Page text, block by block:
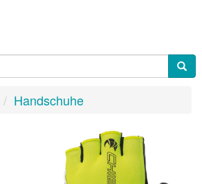
Handschuhe